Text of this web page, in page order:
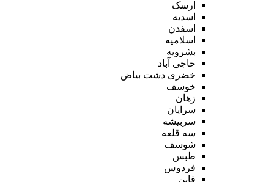
ارسک
اسدیه
اسفدن
اسلامیه
بشرویه
حاجی آباد
خضری دشت بیاض
خوسف
زهان
سرایان
سربیشه
سه قلعه
شوسف
طبس
فردوس
قاین